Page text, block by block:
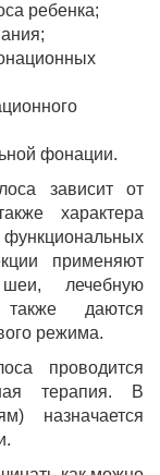
ребенка;
фонации.
зависит от
характера
применяют
лечебную
даются
режима.
проводится
терапия. В
назначается